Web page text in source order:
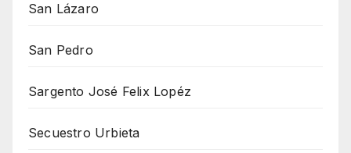
San Lázaro
San Pedro
Sargento José Felix Lopéz
Secuestro Urbieta